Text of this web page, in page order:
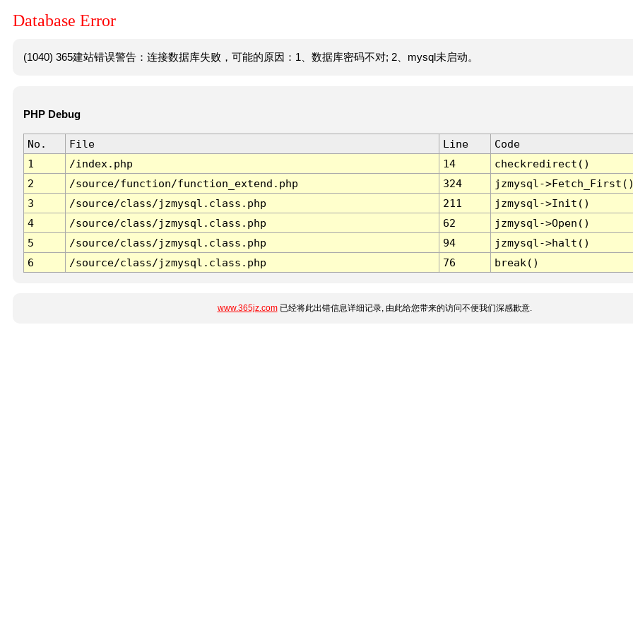
Database Error
(1040) 365建站错误警告：连接数据库失败，可能的原因：1、数据库密码不对; 2、mysql未启动。
PHP Debug
No. File Line
Code
1
/index.php 14
checkredirect()
2
/source/function/function_extend.php 324
jzmysql-
3
/source/class/jzmysql.class.php 211
jzmysql->Init()
4
/source/class/jzmysql.class.php 62
jzmysql->Open()
5
/source/class/jzmysql.class.php 94
jzmysql->halt()
6
/source/class/jzmysql.class.php 76 break()
www.365jz.com已经将此出错信息详细记录, 由此给您带来的访问不便我们深感歉意.